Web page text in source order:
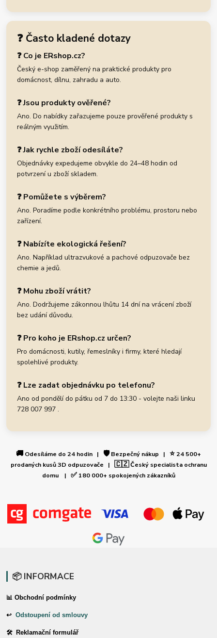
❓ Často kladené dotazy
❓ Co je ERshop.cz?
Český e-shop zaměřený na praktické produkty pro
domácnost, dílnu, zahradu a auto.
❓ Jsou produkty ověřené?
Ano. Do nabídky zařazujeme pouze prověřené produkty s
reálným využitím.
❓ Jak rychle zboží odesíláte?
Objednávky expedujeme obvykle do 24–48 hodin od
potvrzení u zboží skladem.
❓ Pomůžete s výběrem?
Ano. Poradíme podle konkrétního problému, prostoru nebo
zařízení.
❓ Nabízíte ekologická řešení?
Ano. Například ultrazvukové a pachové odpuzovače bez
chemie a jedů.
❓ Mohu zboží vrátit?
Ano. Dodržujeme zákonnou lhůtu 14 dní na vrácení zboží
bez udání důvodu.
❓ Pro koho je ERshop.cz určen?
Pro domácnosti, kutily, řemeslníky i firmy, které hledají
spolehlivé produkty.
❓ Lze zadat objednávku po telefonu?
Ano od pondělí do pátku od 7 do 13:30 - volejte naši linku
728 007 997 .
🚚 Odesíláme do 24 hodin | 🛡️Bezpečný nákup | ⭐24 500+
prodaných kusů 3D odpuzovače | 🇨🇿Český specialista ochranu
domu | ✅180 000+ spokojených zákazníků
📦 INFORMACE
📊 Obchodní podmínky
↩Odstoupení od smlouvy
🛠 Reklamační formulář